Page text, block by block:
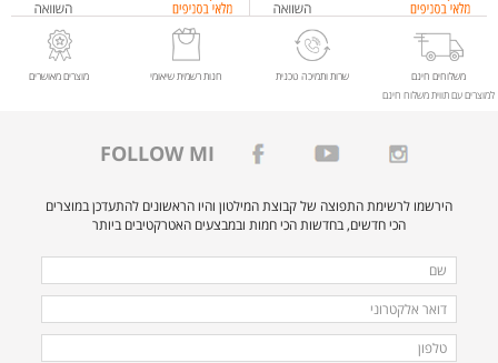
מלאי
%d7%9e%d7%a6%d7%9c%d7%9e%d7%aa+%d7%90%d7%91%d7%98%d7%97%d7%aa+%d7%97%d7%95%d7%a5+1080P+%d7%93%d7%92%d7%9d+Xiaomi+Outdoor+Camera+AW200
מלאי
בסניפים
ל-
משלוחים חינם
למוצרים עם תווית משלוח חינם
שרות ותמיכה טכנית חנות רשמית שיאומי מוצרים מאושרים
FOLLOW MI
הירשמו לרשימת התפוצה של קבוצת המילטון והיו הראשונים להתעדכן במוצרים
הכי חדשים, בחדשות הכי חמות ובמבצעים האטרקטיבים ביותר
מלאו
את
הפרטים
הבאים
שם
דואר
אלקטרוני
טלפון